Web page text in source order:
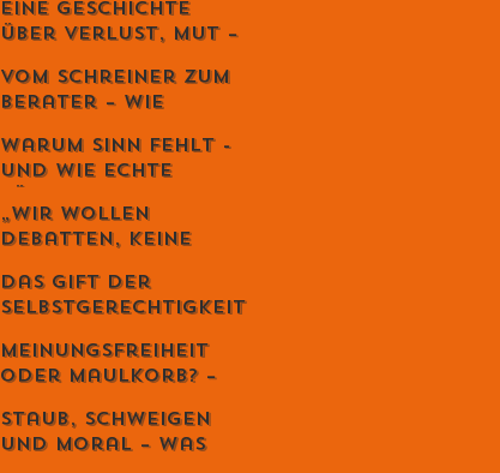
zerstört dein
Leben.
Eine Geschichte
über Verlust, Mut –
unglaubliche
Kraft,
weiterzugehen.
Vom Schreiner zum
Berater – Wie
Menschen wirklich
reicher macht
Warum Sinn fehlt -
und wie echte
zurückbringt
„Wir wollen
Debatten, keine
Gracia übernimmt
den Schweizer
Monat
Das Gift der
Selbstgerechtigkeit
es zu entgiften
Meinungsfreiheit
oder Maulkorb? –
auf Diskriminierung
die wahre Freiheit
Staub, Schweigen
und Moral – was